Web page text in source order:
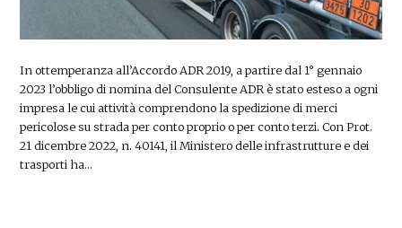
In ottemperanza all’Accordo ADR 2019, a partire dal 1° gennaio
2023 l’obbligo di nomina del Consulente ADR è stato esteso a ogni
impresa le cui attività comprendono la spedizione di merci
pericolose su strada per conto proprio o per conto terzi. Con Prot.
21 dicembre 2022, n. 40141, il Ministero delle infrastrutture e dei
trasporti ha…